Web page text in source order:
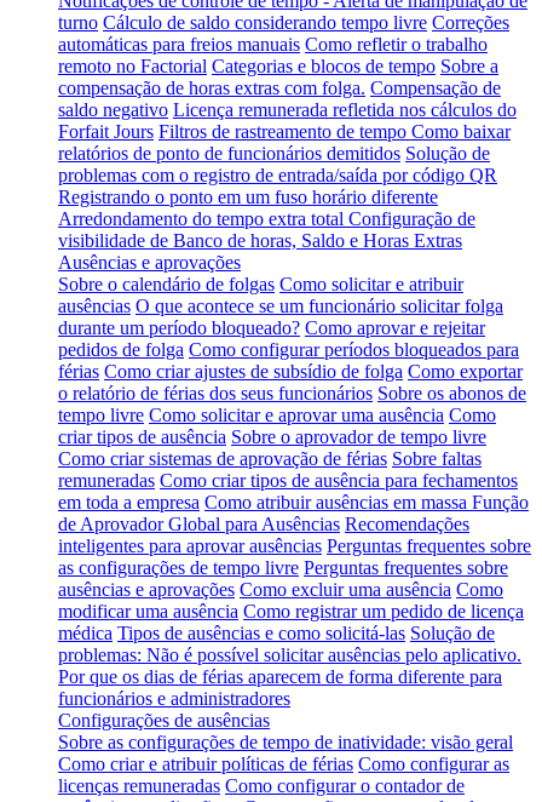
turno Cálculo de saldo considerando tempo livre Correções
automáticas para freios manuais Como refletir o trabalho
remoto no Factorial Categorias e blocos de tempo Sobre a
compensação de horas extras com folga. Compensação de
saldo negativo Licença remunerada refletida nos cálculos do
Forfait Jours Filtros de rastreamento de tempo Como baixar
relatórios de ponto de funcionários demitidos Solução de
problemas com o registro de entrada/saída por código QR
Registrando o ponto em um fuso horário diferente
Arredondamento do tempo extra total Configuração de
visibilidade de Banco de horas, Saldo e Horas Extras
Ausências e aprovações
Sobre o calendário de folgas Como solicitar e atribuir
ausências O que acontece se um funcionário solicitar folga
durante um período bloqueado? Como aprovar e rejeitar
pedidos de folga Como configurar períodos bloqueados para
férias Como criar ajustes de subsídio de folga Como exportar
o relatório de férias dos seus funcionários Sobre os abonos de
tempo livre Como solicitar e aprovar uma ausência Como
criar tipos de ausência Sobre o aprovador de tempo livre
Como criar sistemas de aprovação de férias Sobre faltas
remuneradas Como criar tipos de ausência para fechamentos
em toda a empresa Como atribuir ausências em massa Função
de Aprovador Global para Ausências Recomendações
inteligentes para aprovar ausências Perguntas frequentes sobre
as configurações de tempo livre Perguntas frequentes sobre
ausências e aprovações Como excluir uma ausência Como
modificar uma ausência Como registrar um pedido de licença
médica Tipos de ausências e como solicitá-las Solução de
problemas: Não é possível solicitar ausências pelo aplicativo.
Por que os dias de férias aparecem de forma diferente para
funcionários e administradores
Configurações de ausências
Sobre as configurações de tempo de inatividade: visão geral
Como criar e atribuir políticas de férias Como configurar as
licenças remuneradas Como configurar o contador de